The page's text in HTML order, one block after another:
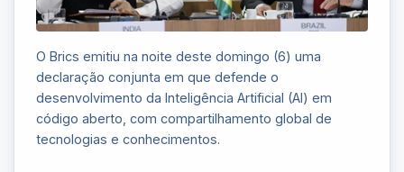
O Brics emitiu na noite deste domingo (6) uma
declaração conjunta em que defende o
desenvolvimento da Inteligência Artificial (AI) em
código aberto, com compartilhamento global de
tecnologias e conhecimentos.